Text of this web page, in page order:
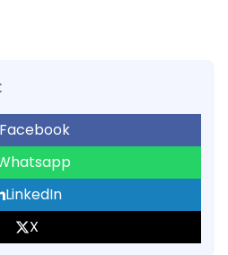
LinkedIn
X